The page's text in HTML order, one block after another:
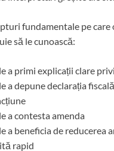
fundamentale pe care
să le cunoască:
a primi explicații clare
a depune declarația
a contesta amenda
a beneficia de reducerea
rapid